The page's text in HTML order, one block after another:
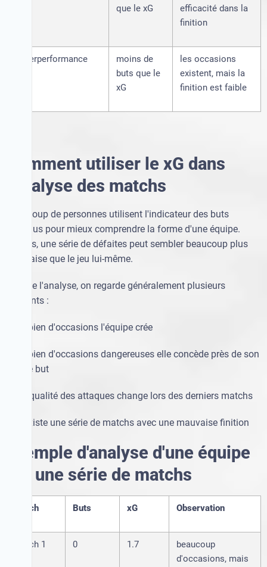
que le xG
efficacité dans la
finition
Underperformance
moins de
buts que le
xG
les occasions
existent, mais la
finition est faible
Comment utiliser le xG dans
l'analyse des matchs
Beaucoup de personnes utilisent l'indicateur des buts
attendus pour mieux comprendre la forme d'une équipe.
Parfois, une série de défaites peut sembler beaucoup plus
mauvaise que le jeu lui-même.
Lors de l'analyse, on regarde généralement plusieurs
éléments :
combien d'occasions l'équipe crée
combien d'occasions dangereuses elle concède près de son
propre but
si la qualité des attaques change lors des derniers matchs
s'il existe une série de matchs avec une mauvaise finition
Exemple d'analyse d'une équipe
sur une série de matchs
Match Buts xG Observation
Match 1 0 1.7
beaucoup
d'occasions, mais